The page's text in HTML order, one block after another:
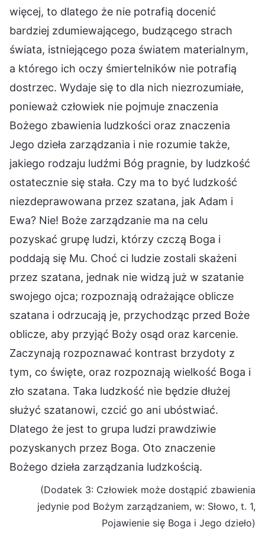
więcej, to dlatego że nie potrafią docenić
bardziej zdumiewającego, budzącego strach
świata, istniejącego poza światem materialnym,
a którego ich oczy śmiertelników nie potrafią
dostrzec. Wydaje się to dla nich niezrozumiałe,
ponieważ człowiek nie pojmuje znaczenia
Bożego zbawienia ludzkości oraz znaczenia
Jego dzieła zarządzania i nie rozumie także,
jakiego rodzaju ludźmi Bóg pragnie, by ludzkość
ostatecznie się stała. Czy ma to być ludzkość
niezdeprawowana przez szatana, jak Adam i
Ewa? Nie! Boże zarządzanie ma na celu
pozyskać grupę ludzi, którzy czczą Boga i
poddają się Mu. Choć ci ludzie zostali skażeni
przez szatana, jednak nie widzą już w szatanie
swojego ojca; rozpoznają odrażające oblicze
szatana i odrzucają je, przychodząc przed Boże
oblicze, aby przyjąć Boży osąd oraz karcenie.
Zaczynają rozpoznawać kontrast brzydoty z
tym, co święte, oraz rozpoznają wielkość Boga i
zło szatana. Taka ludzkość nie będzie dłużej
służyć szatanowi, czcić go ani ubóstwiać.
Dlatego że jest to grupa ludzi prawdziwie
pozyskanych przez Boga. Oto znaczenie
Bożego dzieła zarządzania ludzkością.
(Dodatek 3: Człowiek może dostąpić zbawienia
jedynie pod Bożym zarządzaniem, w: Słowo, t. 1,
Pojawienie się Boga i Jego dzieło)